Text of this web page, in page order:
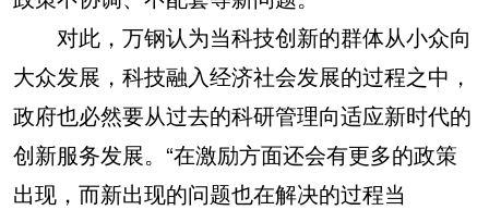
对此，万钢认为当科技创新的群体从小众向
大众发展，科技融入经济社会发展的过程之中，
政府也必然要从过去的科研管理向适应新时代的
创新服务发展。“在激励方面还会有更多的政策
出现，而新出现的问题也在解决的过程当